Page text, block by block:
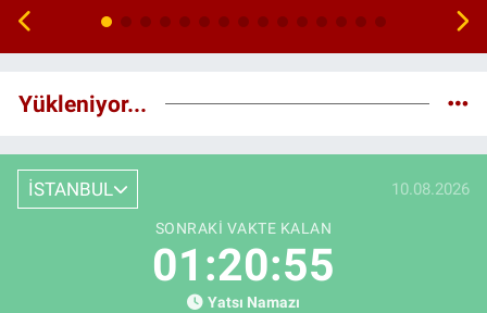
Yükleniyor...
İSTANBUL 10.08.2026
SONRAKI VAKTE KALAN
01:20:54
Yatsı Namazı